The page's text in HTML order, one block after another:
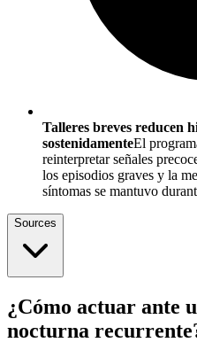
Talleres breves reducen
sostenidamenteEl
reinterpretar señales
los episodios graves y la
síntomas se mantuvo
Sources
¿Cómo actuar ante
nocturna